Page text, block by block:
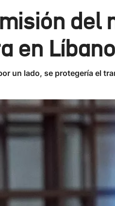
del
en Líbano
un lado, se protegería el